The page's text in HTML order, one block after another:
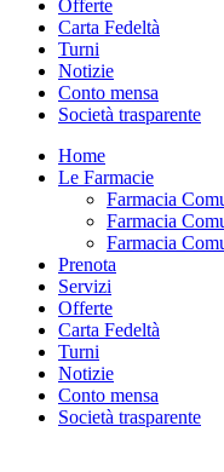
Offerte
Carta Fedeltà
Turni
Notizie
Conto mensa
Società trasparente
Home
Le Farmacie
Farmacia
Farmacia
Farmacia
Prenota
Servizi
Offerte
Carta Fedeltà
Turni
Notizie
Conto mensa
Società trasparente